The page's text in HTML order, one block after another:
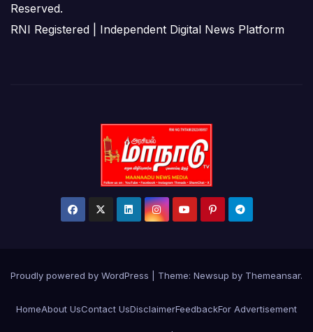
Reserved.
RNI Registered | Independent Digital News Platform
Proudly powered by WordPress Theme: Newsup by Themeansar.
HomeAbout UsContact UsDisclaimerFeedbackFor Advertisement